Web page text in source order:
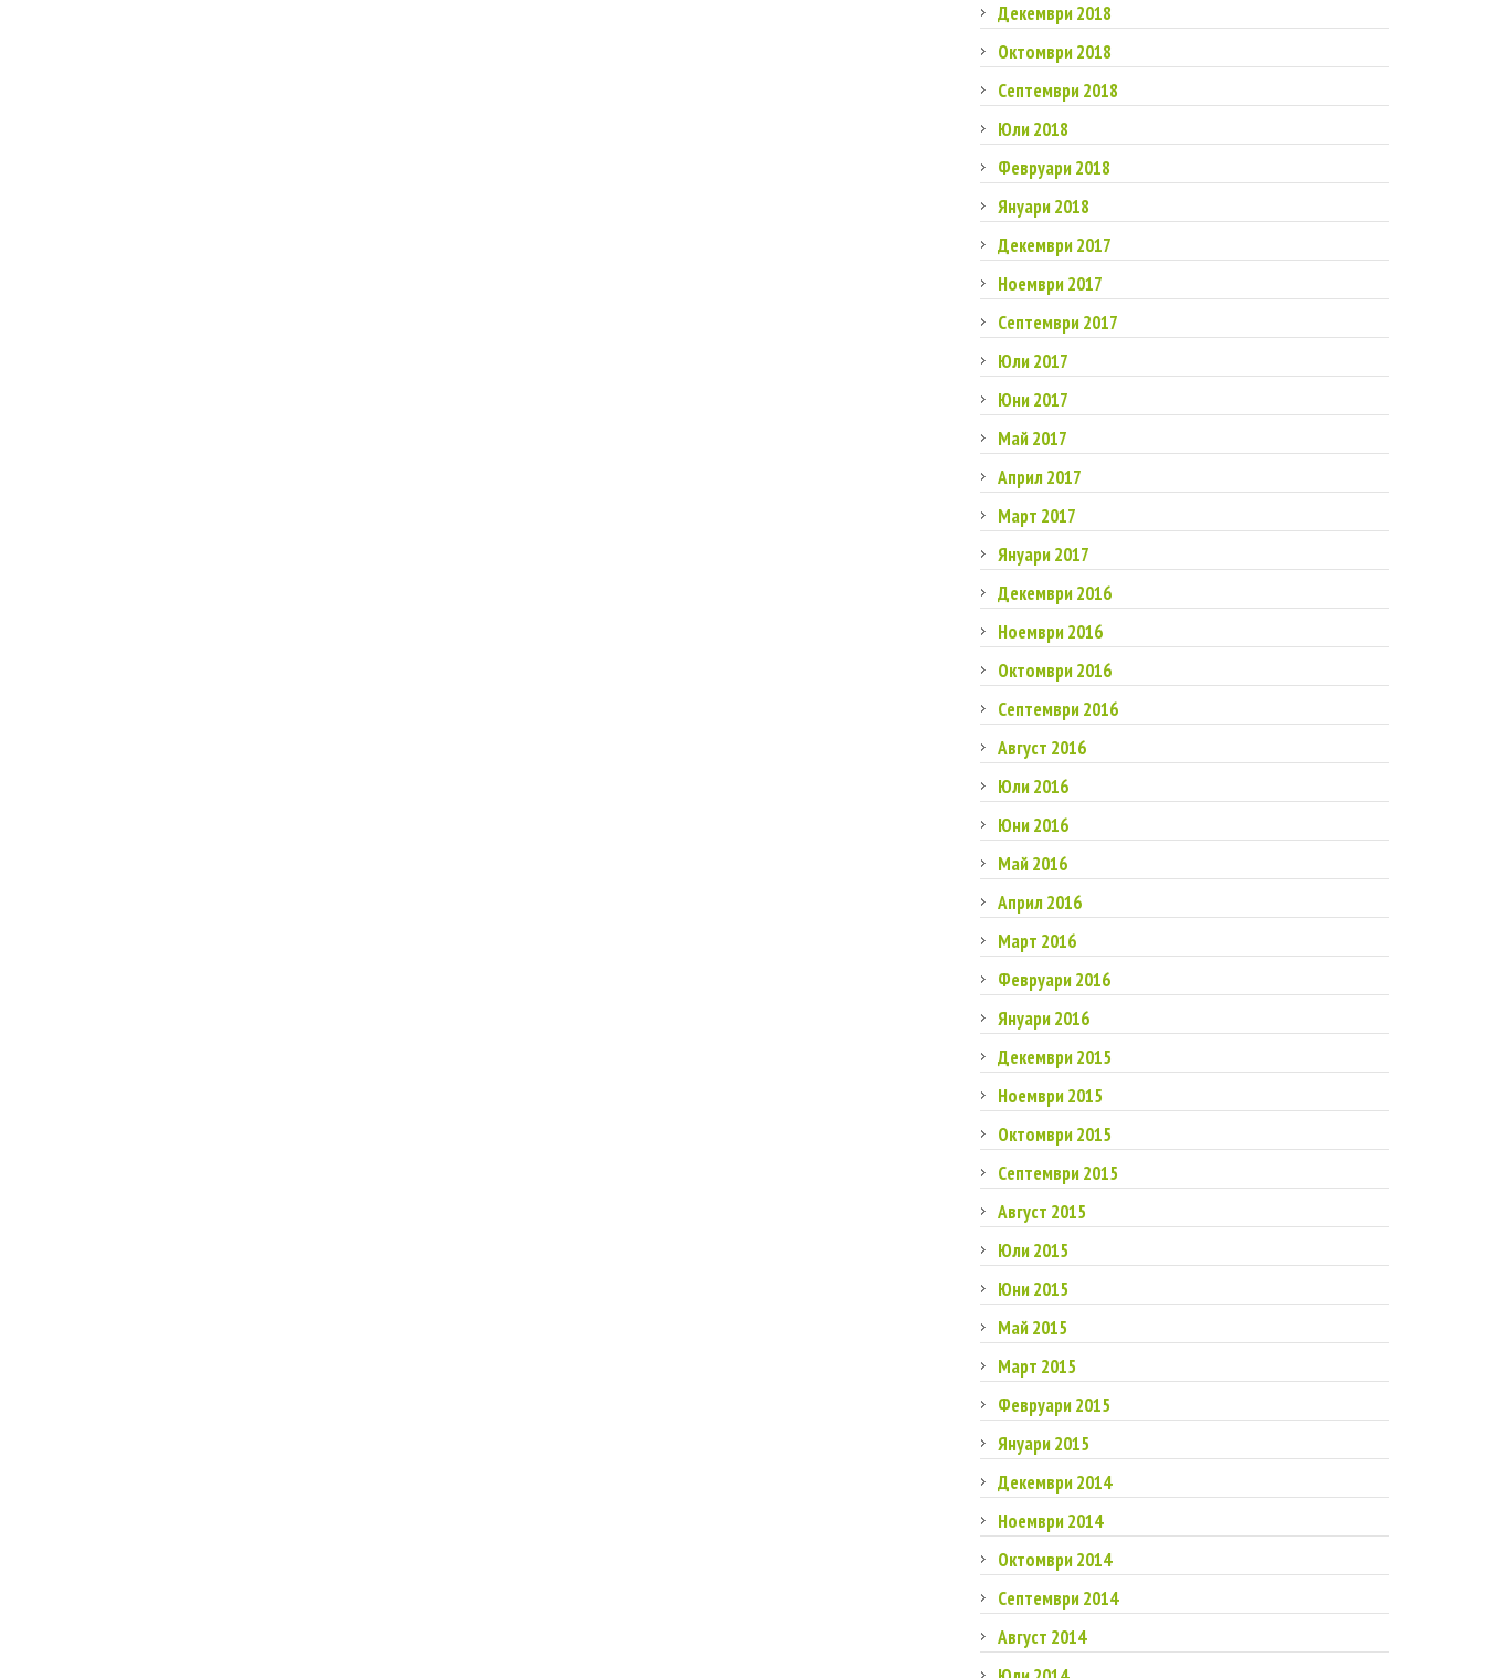
Декември 2018
Октомври 2018
Септември 2018
Юли 2018
Февруари 2018
Януари 2018
Декември 2017
Ноември 2017
Септември 2017
Юли 2017
Юни 2017
Май 2017
Април 2017
Март 2017
Януари 2017
Декември 2016
Ноември 2016
Октомври 2016
Септември 2016
Август 2016
Юли 2016
Юни 2016
Май 2016
Април 2016
Март 2016
Февруари 2016
Януари 2016
Декември 2015
Ноември 2015
Октомври 2015
Септември 2015
Август 2015
Юли 2015
Юни 2015
Май 2015
Март 2015
Февруари 2015
Януари 2015
Декември 2014
Ноември 2014
Октомври 2014
Септември 2014
Август 2014